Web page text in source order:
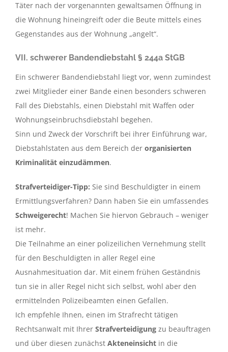
Täter nach der vorgenannten gewaltsamen Öffnung in
die Wohnung hineingreift oder die Beute mittels eines
Gegenstandes aus der Wohnung „angelt“.
VII. schwerer Bandendiebstahl § 244a StGB
Ein schwerer Bandendiebstahl liegt vor, wenn zumindest
zwei Mitglieder einer Bande einen besonders schweren
Fall des Diebstahls, einen Diebstahl mit Waffen oder
Wohnungseinbruchsdiebstahl begehen.
Sinn und Zweck der Vorschrift bei ihrer Einführung war,
Diebstahlstaten aus dem Bereich der organisierten
Kriminalität einzudämmen.
Strafverteidiger-Tipp: Sie sind Beschuldigter in einem
Ermittlungsverfahren? Dann haben Sie ein umfassendes
Schweigerecht! Machen Sie hiervon Gebrauch – weniger
ist mehr.
Die Teilnahme an einer polizeilichen Vernehmung stellt
für den Beschuldigten in aller Regel eine
Ausnahmesituation dar. Mit einem frühen Geständnis
tun sie in aller Regel nicht sich selbst, wohl aber den
ermittelnden Polizeibeamten einen Gefallen.
Ich empfehle Ihnen, einen im Strafrecht tätigen
Rechtsanwalt mit Ihrer Strafverteidigung zu beauftragen
und über diesen zunächst Akteneinsicht in die